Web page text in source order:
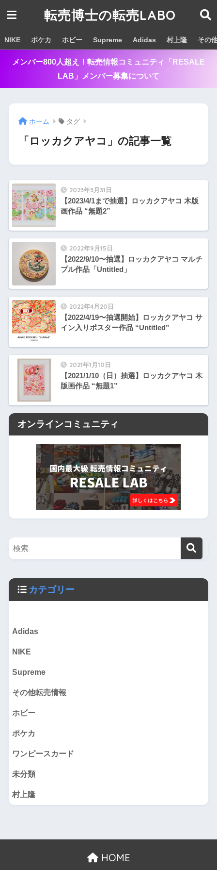
転売博士の転売LABO
NIKE ポケカ ホビー Supreme Adidas 村上隆 その
メンバー800人超え！転売情報コミュニティ「RESALE
LAB」メンバー募集について
ホーム タグ
「ロッカクアヤコ」の記事一覧
2023年3月31日
【2023/4/1まで抽選】ロッカクアヤコ 木版
画作品 “無題2”
2022年9月15日
【2022/9/10〜抽選】ロッカクアヤコ マルチ
プル作品「Untitled」
2022年4月20日
【2022/4/19〜抽選開始】ロッカクアヤコ サ
イン入りポスター作品 “Untitled”
2021年1月10日
【2021/1/10（日）抽選】ロッカクアヤコ 木
版画作品 “無題1”
オンラインコミュニティ
カテゴリー
Adidas
NIKE
Supreme
その他転売情報
ホビー
ポケカ
ワンピースカード
未分類
村上隆
HOME